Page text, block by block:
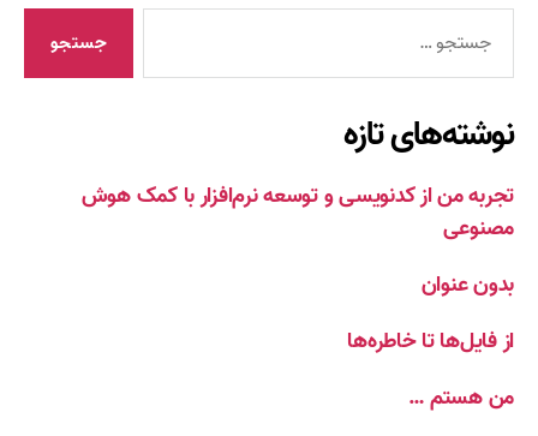
نوشته‌های تازه
تجربه من از کدنویسی و توسعه نرم‌افزار با کمک هوش
مصنوعی
بدون عنوان
از فایل‌ها تا خاطره‌ها
من هستم …